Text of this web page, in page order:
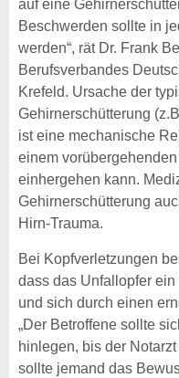
auf eine
Beschwerden sollte in
werden“, rät Dr. Frank
Berufsverbandes
Krefeld. Ursache der
Gehirnerschütterung
ist eine mechanische
einem
einhergehen kann.
Gehirnerschütterung
Hirn-Trauma.
Bei Kopfverletzungen
dass das Unfallopfer
und sich durch einen
„Der Betroffene sollte
hinlegen, bis der
sollte jemand das